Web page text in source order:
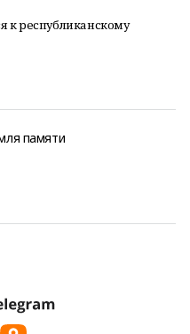
к республиканскому
памяти